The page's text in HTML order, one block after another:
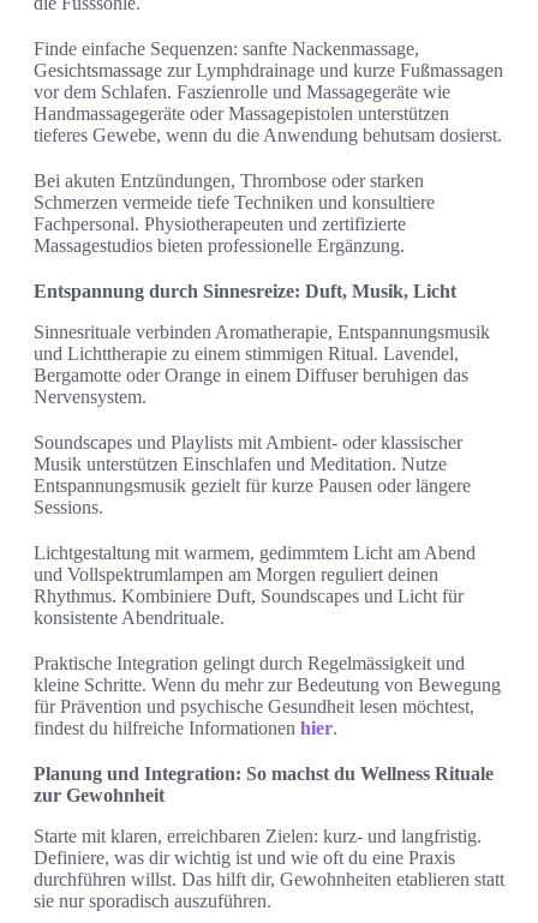
Finde einfache Sequenzen: sanfte Nackenmassage,
Gesichtsmassage zur Lymphdrainage und kurze Fußmassagen
vor dem Schlafen. Faszienrolle und Massagegeräte wie
Handmassagegeräte oder Massagepistolen unterstützen
tieferes Gewebe, wenn du die Anwendung behutsam dosierst.
Bei akuten Entzündungen, Thrombose oder starken
Schmerzen vermeide tiefe Techniken und konsultiere
Fachpersonal. Physiotherapeuten und zertifizierte
Massagestudios bieten professionelle Ergänzung.
Entspannung durch Sinnesreize: Duft, Musik, Licht
Sinnesrituale verbinden Aromatherapie, Entspannungsmusik
und Lichttherapie zu einem stimmigen Ritual. Lavendel,
Bergamotte oder Orange in einem Diffuser beruhigen das
Nervensystem.
Soundscapes und Playlists mit Ambient- oder klassischer
Musik unterstützen Einschlafen und Meditation. Nutze
Entspannungsmusik gezielt für kurze Pausen oder längere
Sessions.
Lichtgestaltung mit warmem, gedimmtem Licht am Abend
und Vollspektrumlampen am Morgen reguliert deinen
Rhythmus. Kombiniere Duft, Soundscapes und Licht für
konsistente Abendrituale.
Praktische Integration gelingt durch Regelmässigkeit und
kleine Schritte. Wenn du mehr zur Bedeutung von Bewegung
für Prävention und psychische Gesundheit lesen möchtest,
findest du hilfreiche Informationen hier.
Planung und Integration: So machst du Wellness Rituale
zur Gewohnheit
Starte mit klaren, erreichbaren Zielen: kurz- und langfristig.
Definiere, was dir wichtig ist und wie oft du eine Praxis
durchführen willst. Das hilft dir, Gewohnheiten etablieren statt
sie nur sporadisch auszuführen.